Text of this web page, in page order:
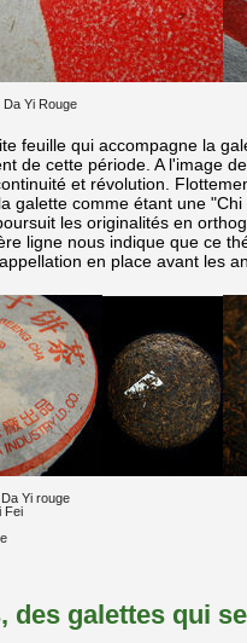
Da Yi Rouge
feuille qui accompagne la
de cette période. A l'image
et révolution.
galette comme étant une
les originalités en
ligne nous indique que ce
en place avant les
Yi rouge
Fei
des galettes qui